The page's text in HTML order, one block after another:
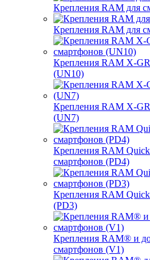
Крепления RAM для
Крепления RAM для
Крепления RAM X-
(UN10)
Крепления RAM X-
(UN7)
Крепления RAM
смартфонов (PD4)
Крепления RAM
(PD3)
Крепления RAM® и
смартфонов (V1)